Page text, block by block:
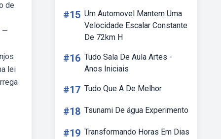
de
—
lei
#15 Um Automovel Mantem Uma
Velocidade Escalar Constante
De 72km H
#16 Tudo Sala De Aula Artes -
Anos Iniciais
#17 Tudo Que A De Melhor
#18 Tsunami De água Experimento
#19 Transformando Horas Em Dias